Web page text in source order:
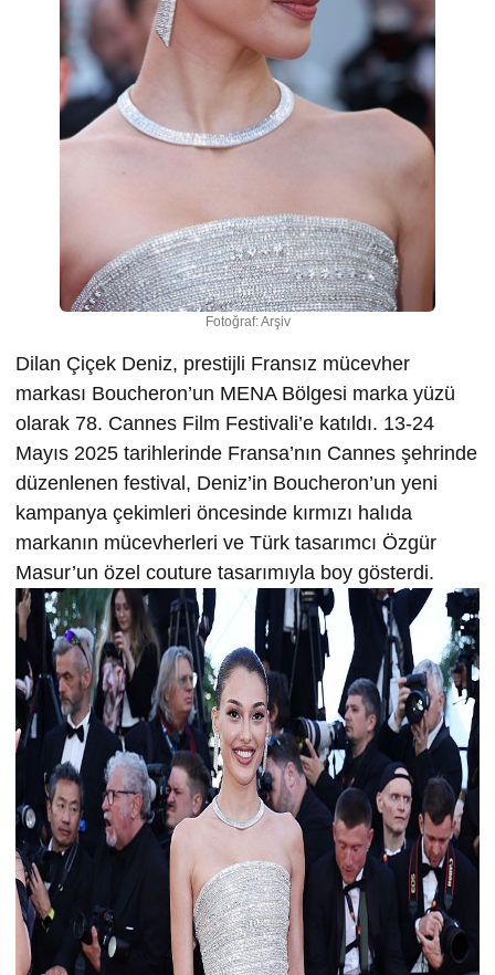
Fotoğraf: Arşiv
Dilan Çiçek Deniz, prestijli Fransız mücevher
markası Boucheron’un MENA Bölgesi marka yüzü
olarak 78. Cannes Film Festivali’e katıldı. 13-24
Mayıs 2025 tarihlerinde Fransa’nın Cannes şehrinde
düzenlenen festival, Deniz’in Boucheron’un yeni
kampanya çekimleri öncesinde kırmızı halıda
markanın mücevherleri ve Türk tasarımcı Özgür
Masur’un özel couture tasarımıyla boy gösterdi.